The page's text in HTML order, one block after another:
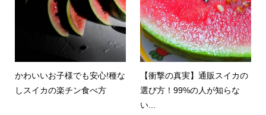
かわいいお子様でも安心!種な
しスイカの楽チン食べ方
【衝撃の真実】通販スイカの
選び方！99%の人が知らな
い...